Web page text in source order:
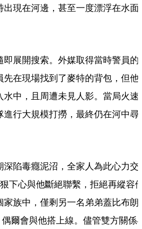
出現在河邊，甚至一度漂浮在水面
即展開搜索。外媒取得當時警員的
先在現場找到了麥特的背包，但他
水中，且周遭未見人影。當局火速
進行大規模打撈，最終仍在河中尋
陷毒癮泥沼，全家人為此心力交
下心與他斷絕聯繫，拒絕再縱容
家族中，僅剩另一名弟弟蓋比布朗
偶爾會與他搭上線。儘管雙方關係